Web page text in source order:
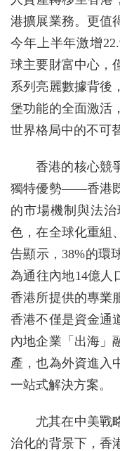
港擴展業務。更值
今年上半年激增
球主要財富中心，
系列亮麗數據背後
堡功能的全面激活
世界格局中的不可
香港的核心競
獨特優勢——香港
的市場機制與法
色，在全球化重組
告顯示，38%的環
為通往內地14億人
香港所提供的專業
香港不僅是資金通
內地企業「出海」
產，也為外資進入
一站式解決方案。
尤其在中美戰
治化的背景下，香